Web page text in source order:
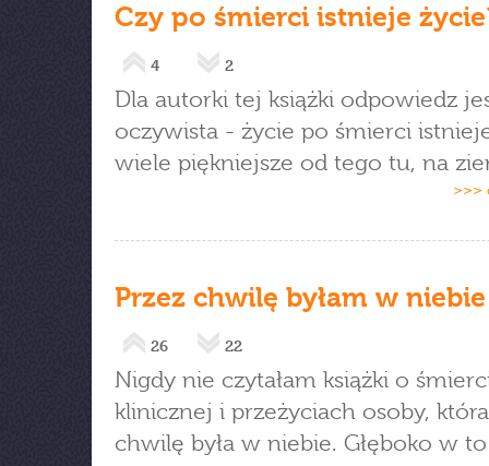
Czy po śmierci istnieje
4 2
Dla autorki tej książki odpowiedz
oczywista - życie po śmierci
wiele piękniejsze od tego tu, na
>>>
Przez chwilę byłam w niebie
26 22
Nigdy nie czytałam książki o
klinicznej i przeżyciach osoby,
chwilę była w niebie. Głęboko w